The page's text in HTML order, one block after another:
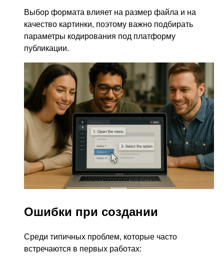
Выбор формата влияет на размер файла и на
качество картинки, поэтому важно подбирать
параметры кодирования под платформу
публикации.
Ошибки при создании
Среди типичных проблем, которые часто
встречаются в первых работах: